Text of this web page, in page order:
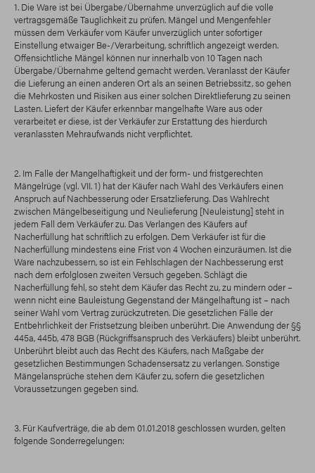
1. Die Ware ist bei Übergabe/Übernahme unverzüglich auf die volle
vertragsgemäße Tauglichkeit zu prüfen. Mängel und Mengenfehler
müssen dem Verkäufer vom Käufer unverzüglich unter sofortiger
Einstellung etwaiger Be-/Verarbeitung, schriftlich angezeigt werden.
Offensichtliche Mängel können nur innerhalb von 10 Tagen nach
Übergabe/Übernahme geltend gemacht werden. Veranlasst der Käufer
die Lieferung an einen anderen Ort als an seinen Betriebssitz, so gehen
die Mehrkosten und Risiken aus einer solchen Direktlieferung zu seinen
Lasten. Liefert der Käufer erkennbar mangelhafte Ware aus oder
verarbeitet er diese, ist der Verkäufer zur Erstattung des hierdurch
veranlassten Mehraufwands nicht verpflichtet.
2. Im Falle der Mangelhaftigkeit und der form- und fristgerechten
Mängelrüge (vgl. VII. 1) hat der Käufer nach Wahl des Verkäufers einen
Anspruch auf Nachbesserung oder Ersatzlieferung. Das Wahlrecht
zwischen Mängelbeseitigung und Neulieferung [Neuleistung] steht in
jedem Fall dem Verkäufer zu. Das Verlangen des Käufers auf
Nacherfüllung hat schriftlich zu erfolgen. Dem Verkäufer ist für die
Nacherfüllung mindestens eine Frist von 4 Wochen einzuräumen. Ist die
Ware nachzubessern, so ist ein Fehlschlagen der Nachbesserung erst
nach dem erfolglosen zweiten Versuch gegeben. Schlägt die
Nacherfüllung fehl, so steht dem Käufer das Recht zu, zu mindern oder –
wenn nicht eine Bauleistung Gegenstand der Mängelhaftung ist – nach
seiner Wahl vom Vertrag zurückzutreten. Die gesetzlichen Fälle der
Entbehrlichkeit der Fristsetzung bleiben unberührt. Die Anwendung der §§
445a, 445b, 478 BGB (Rückgriffsanspruch des Verkäufers) bleibt unberührt.
Unberührt bleibt auch das Recht des Käufers, nach Maßgabe der
gesetzlichen Bestimmungen Schadensersatz zu verlangen. Sonstige
Mängelansprüche stehen dem Käufer zu, sofern die gesetzlichen
Voraussetzungen gegeben sind.
3. Für Kaufverträge, die ab dem 01.01.2018 geschlossen wurden, gelten
folgende Sonderregelungen: